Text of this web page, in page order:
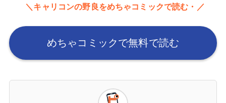
＼キャリコンの野良をめちゃコミックで読む・／
めちゃコミックで無料で読む